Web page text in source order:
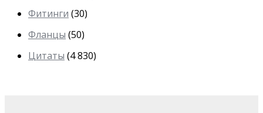
Фитинги (30)
Фланцы (50)
Цитаты (4 830)